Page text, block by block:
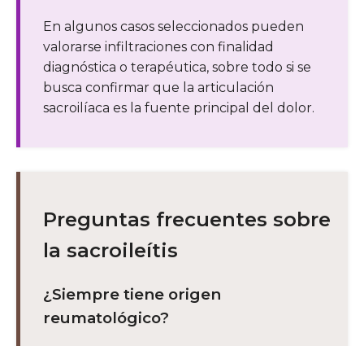
En algunos casos seleccionados pueden
valorarse infiltraciones con finalidad
diagnóstica o terapéutica, sobre todo si se
busca confirmar que la articulación
sacroilíaca es la fuente principal del dolor.
Preguntas frecuentes sobre
la sacroileítis
¿Siempre tiene origen
reumatológico?